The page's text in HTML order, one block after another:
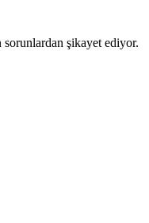
sorunlardan şikayet ediyor.